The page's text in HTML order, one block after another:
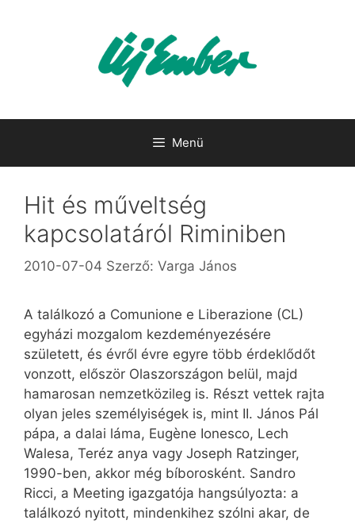
Menü
Hit és műveltség
kapcsolatáról Riminiben
2010-07-04 Szerző: Varga János
A találkozó a Comunione e Liberazione (CL)
egyházi mozgalom kezdeményezésére
született, és évről évre egyre több érdeklődőt
vonzott, először Olaszországon belül, majd
hamarosan nemzetközileg is. Részt vettek rajta
olyan jeles személyiségek is, mint II. János Pál
pápa, a dalai láma, Eugène Ionesco, Lech
Walesa, Teréz anya vagy Joseph Ratzinger,
1990-ben, akkor még bíborosként. Sandro
Ricci, a Meeting igazgatója hangsúlyozta: a
találkozó nyitott, mindenkihez szólni akar, de